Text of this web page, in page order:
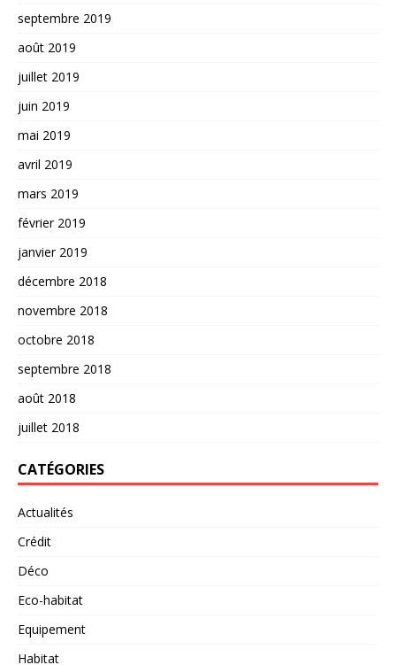
septembre 2019
août 2019
juillet 2019
juin 2019
mai 2019
avril 2019
mars 2019
février 2019
janvier 2019
décembre 2018
novembre 2018
octobre 2018
septembre 2018
août 2018
juillet 2018
CATÉGORIES
Actualités
Crédit
Déco
Eco-habitat
Equipement
Habitat